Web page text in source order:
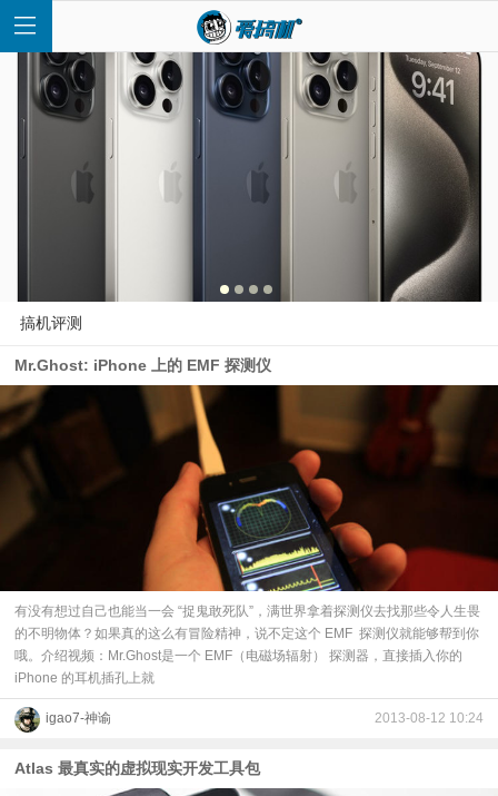
快
讯
评
视
频
科
普
搞机评测
Mr.Ghost: iPhone 上的 EMF 探测仪
有没有想过自己也能当一会 “捉鬼敢死队”，满世界拿着探测仪去找那些令人生畏
的不明物体？如果真的这么有冒险精神，说不定这个 EMF 探测仪就能够帮到你
哦。介绍视频：Mr.Ghost是一个 EMF（电磁场辐射） 探测器，直接插入你的
iPhone 的耳机插孔上就
igao7-神谕 2013-08-12 10:24
Atlas 最真实的虚拟现实开发工具包